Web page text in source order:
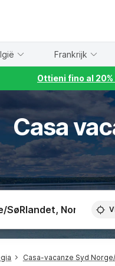
Frankrijk
Ottieni fino al
Casa
Casa-vacanze Syd